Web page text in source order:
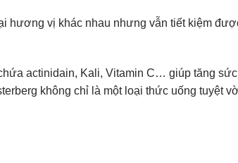
hương vị khác nhau nhưng vẫn tiết kiệm
actinidain, Kali, Vitamin C… giúp tăng
không chỉ là một loại thức uống tuyệt